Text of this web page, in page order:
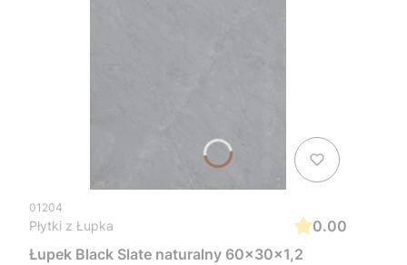
01204
Płytki z Łupka
0.00
Łupek Black Slate naturalny 60x30x1,2